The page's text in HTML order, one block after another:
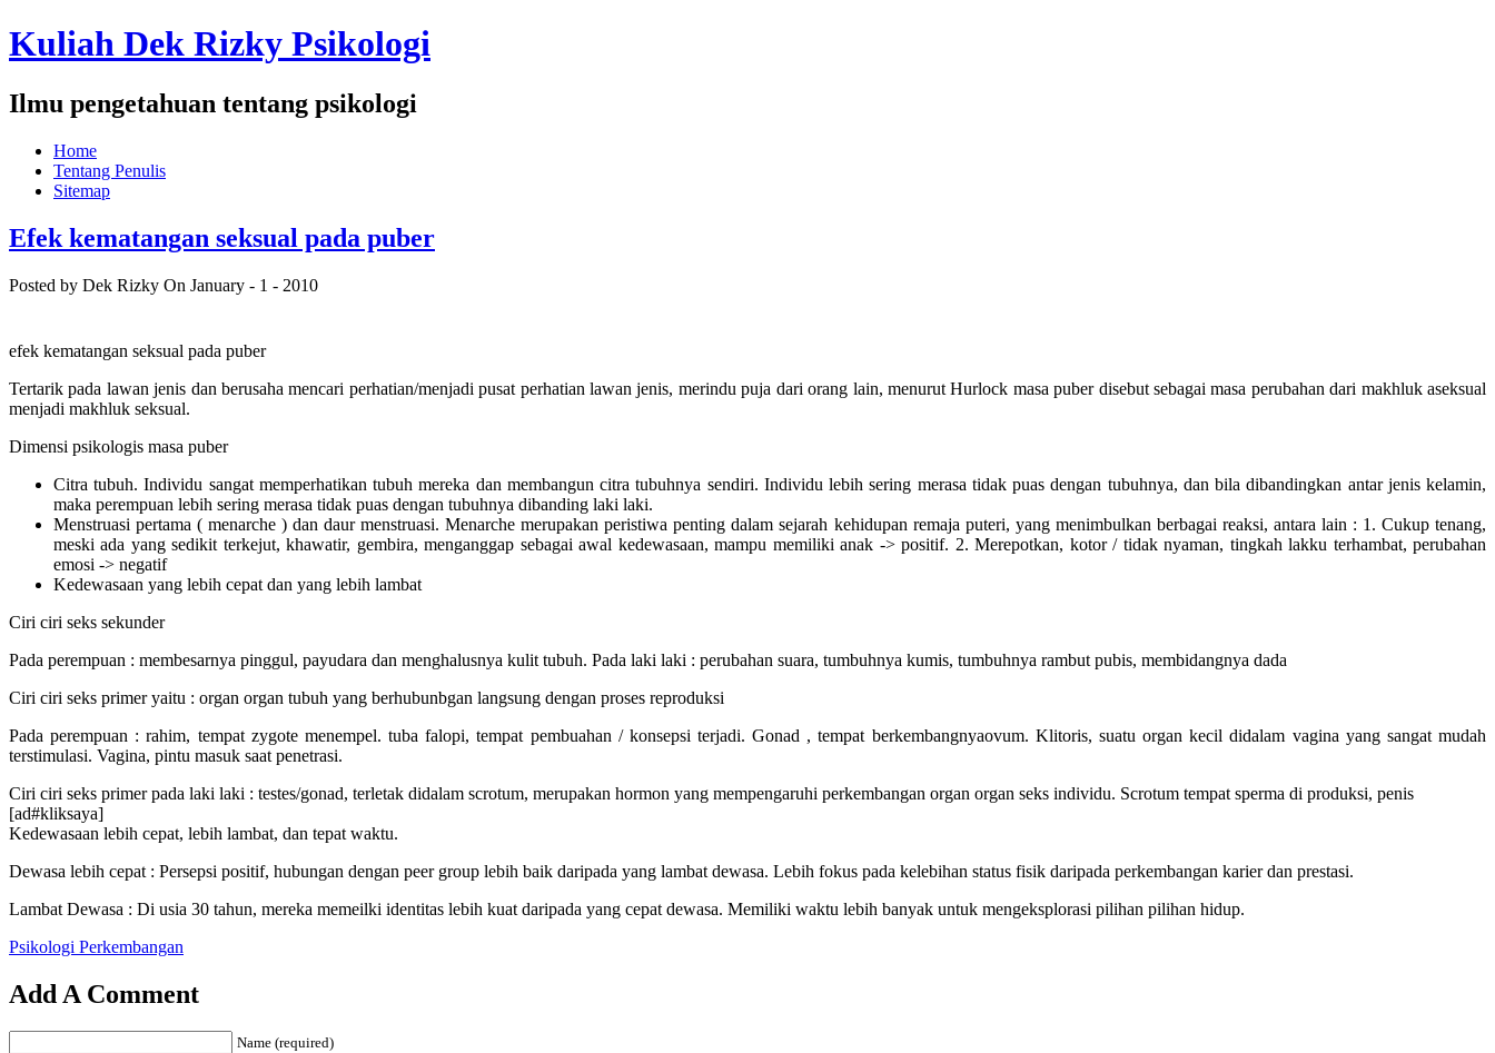
Kuliah Dek Rizky Psikologi
Ilmu pengetahuan tentang psikologi
Home
Tentang Penulis
Sitemap
Efek kematangan seksual pada puber
Posted by Dek Rizky On January - 1 - 2010
efek kematangan seksual pada puber
Tertarik pada lawan jenis dan berusaha mencari perhatian/menjadi pusat perhatian lawan jenis, merindu puja dari orang lain, menurut Hurlock masa puber disebut sebagai masa perubahan dari makhluk aseksual
menjadi makhluk seksual.
Dimensi psikologis masa puber
Citra tubuh. Individu sangat memperhatikan tubuh mereka dan membangun citra tubuhnya sendiri. Individu lebih sering merasa tidak puas dengan tubuhnya, dan bila dibandingkan antar jenis kelamin,
maka perempuan lebih sering merasa tidak puas dengan tubuhnya dibanding laki laki.
Menstruasi pertama ( menarche ) dan daur menstruasi. Menarche merupakan peristiwa penting dalam sejarah kehidupan remaja puteri, yang menimbulkan berbagai reaksi, antara lain : 1. Cukup tenang,
meski ada yang sedikit terkejut, khawatir, gembira, menganggap sebagai awal kedewasaan, mampu memiliki anak -> positif. 2. Merepotkan, kotor / tidak nyaman, tingkah lakku terhambat, perubahan
emosi -> negatif
Kedewasaan yang lebih cepat dan yang lebih lambat
Ciri ciri seks sekunder
Pada perempuan : membesarnya pinggul, payudara dan menghalusnya kulit tubuh. Pada laki laki : perubahan suara, tumbuhnya kumis, tumbuhnya rambut pubis, membidangnya dada
Ciri ciri seks primer yaitu : organ organ tubuh yang berhubunbgan langsung dengan proses reproduksi
Pada perempuan : rahim, tempat zygote menempel. tuba falopi, tempat pembuahan / konsepsi terjadi. Gonad , tempat berkembangnyaovum. Klitoris, suatu organ kecil didalam vagina yang sangat mudah
terstimulasi. Vagina, pintu masuk saat penetrasi.
Ciri ciri seks primer pada laki laki : testes/gonad, terletak didalam scrotum, merupakan hormon yang mempengaruhi perkembangan organ organ seks individu. Scrotum tempat sperma di produksi, penis
[ad#kliksaya]
Kedewasaan lebih cepat, lebih lambat, dan tepat waktu.
Dewasa lebih cepat : Persepsi positif, hubungan dengan peer group lebih baik daripada yang lambat dewasa. Lebih fokus pada kelebihan status fisik daripada perkembangan karier dan prestasi.
Lambat Dewasa : Di usia 30 tahun, mereka memeilki identitas lebih kuat daripada yang cepat dewasa. Memiliki waktu lebih banyak untuk mengeksplorasi pilihan pilihan hidup.
Psikologi Perkembangan
Add A Comment
Name (required)